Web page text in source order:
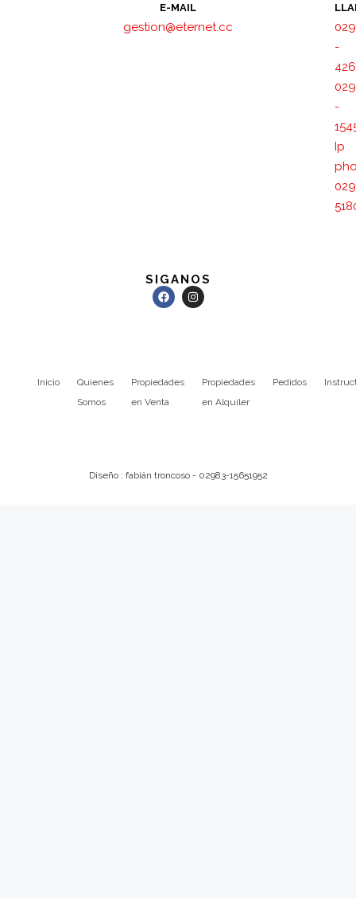
E-MAIL
gestion@eternet.cc
-
-
Ip
SIGANOS
Inicio
Quienes
Somos
Propiedades
en Venta
Propiedades
en Alquiler
Pedidos
Diseño : fabián troncoso - 02983-15651952